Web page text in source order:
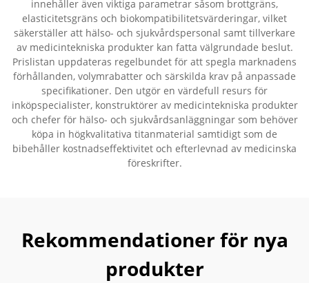
innehåller även viktiga parametrar såsom brottgräns,
elasticitetsgräns och biokompatibilitetsvärderingar, vilket
säkerställer att hälso- och sjukvårdspersonal samt tillverkare
av medicintekniska produkter kan fatta välgrundade beslut.
Prislistan uppdateras regelbundet för att spegla marknadens
förhållanden, volymrabatter och särskilda krav på anpassade
specifikationer. Den utgör en värdefull resurs för
inköpspecialister, konstruktörer av medicintekniska produkter
och chefer för hälso- och sjukvårdsanläggningar som behöver
köpa in högkvalitativa titanmaterial samtidigt som de
bibehåller kostnadseffektivitet och efterlevnad av medicinska
föreskrifter.
Rekommendationer för nya
produkter